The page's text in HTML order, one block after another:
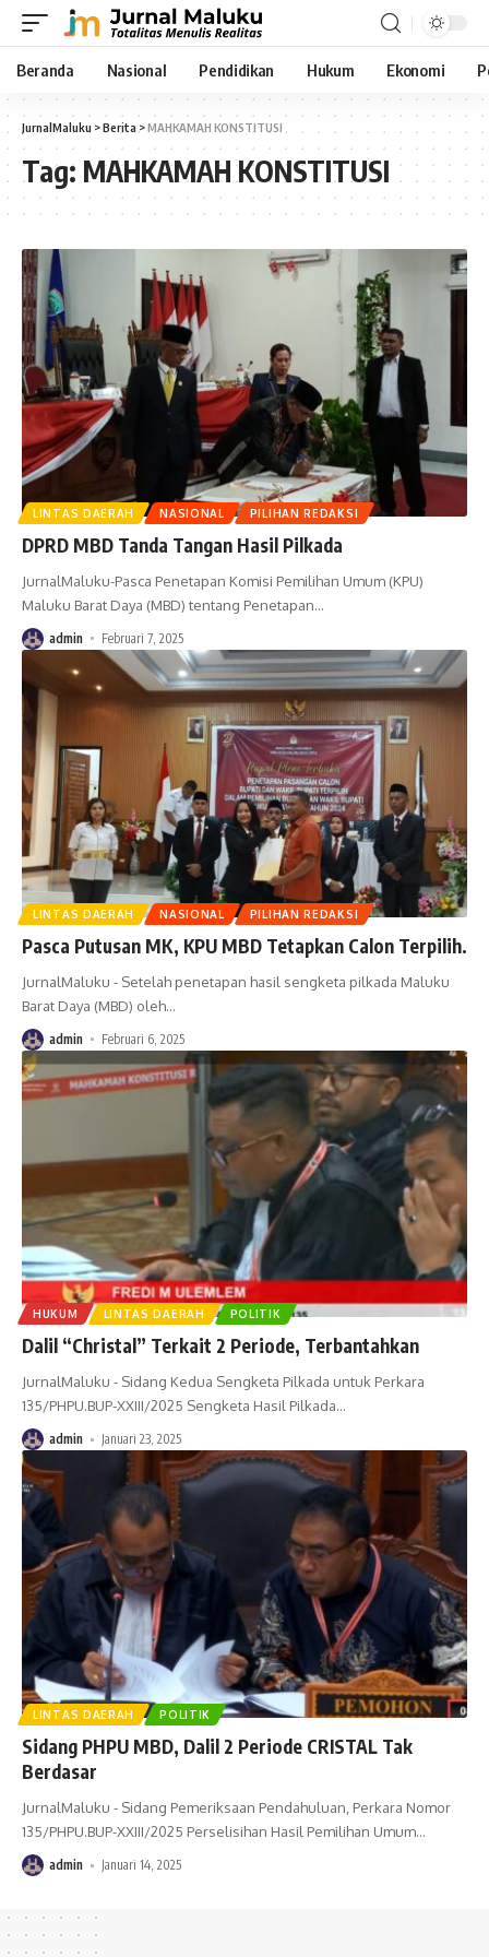
Beranda Nasional Pendidikan Hukum Ekonomi
JurnalMaluku >Berita >MAHKAMAH KONSTITUSI
Tag: MAHKAMAH KONSTITUSI
LINTAS DAERAH NASIONAL PILIHAN REDAKSI
DPRD MBD Tanda Tangan Hasil Pilkada
JurnalMaluku-Pasca Penetapan Komisi Pemilihan Umum (KPU)
Maluku Barat Daya (MBD) tentang Penetapan…
admin Februari 7, 2025
LINTAS DAERAH NASIONAL PILIHAN REDAKSI
Pasca Putusan MK, KPU MBD Tetapkan Calon Terpilih.
JurnalMaluku - Setelah penetapan hasil sengketa pilkada Maluku
Barat Daya (MBD) oleh…
admin Februari 6, 2025
HUKUM LINTAS DAERAH POLITIK
Dalil “Christal” Terkait 2 Periode, Terbantahkan
JurnalMaluku - Sidang Kedua Sengketa Pilkada untuk Perkara
135/PHPU.BUP-XXIII/2025 Sengketa Hasil Pilkada…
admin Januari 23, 2025
LINTAS DAERAH POLITIK
Sidang PHPU MBD, Dalil 2 Periode CRISTAL Tak
Berdasar
JurnalMaluku - Sidang Pemeriksaan Pendahuluan, Perkara Nomor
135/PHPU.BUP-XXIII/2025 Perselisihan Hasil Pemilihan Umum…
admin Januari 14, 2025